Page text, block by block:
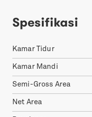
Spesifikasi
Kamar Tidur
Kamar Mandi
Semi-Gross Area
Net Area